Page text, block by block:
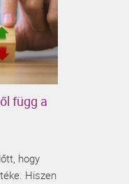
függ a
hogy
Hiszen